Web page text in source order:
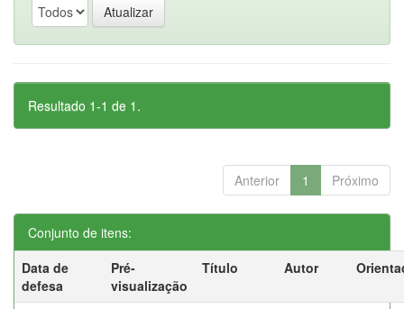
Resultado 1-1 de 1.
Anterior 1 Próximo
Conjunto de itens:
Data de
defesa
Pré-
visualização
Título Autor